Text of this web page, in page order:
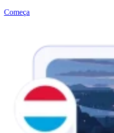
Começa